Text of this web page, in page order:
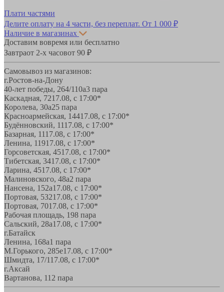
Плати частями
Делите оплату на 4 части, без переплат. От 1 000 ₽
Наличие в магазинах
Доставим вовремя или бесплатно
Завтраот 2-х часовот 90 ₽
Самовывоз из магазинов:
г.Ростов-на-Дону
40-лет победы, 264/110а3 пара
Каскадная, 7217.08, с 17:00*
Королева, 30а25 пара
Красноармейская, 14417.08, с 17:00*
Будённовский, 1117.08, с 17:00*
Базарная, 1117.08, с 17:00*
Ленина, 11917.08, с 17:00*
Горсоветская, 4517.08, с 17:00*
Тибетская, 3417.08, с 17:00*
Ларина, 4517.08, с 17:00*
Малиновского, 48а2 пара
Нансена, 152а17.08, с 17:00*
Портовая, 53217.08, с 17:00*
Портовая, 7017.08, с 17:00*
Рабочая площадь, 198 пара
Сальский, 28a17.08, с 17:00*
г.Батайск
Ленина, 168а1 пара
М.Горького, 285е17.08, с 17:00*
Шмидта, 17/117.08, с 17:00*
г.Аксай
Вартанова, 11 2 пара